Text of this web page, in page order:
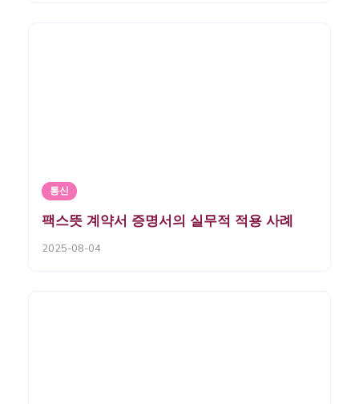
통신
팩스뜻 계약서 증명서의 실무적 적용 사례
2025-08-04